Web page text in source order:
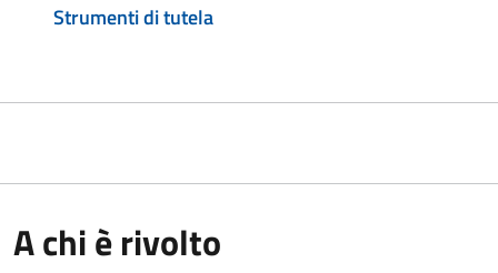
Strumenti di tutela
A chi è rivolto